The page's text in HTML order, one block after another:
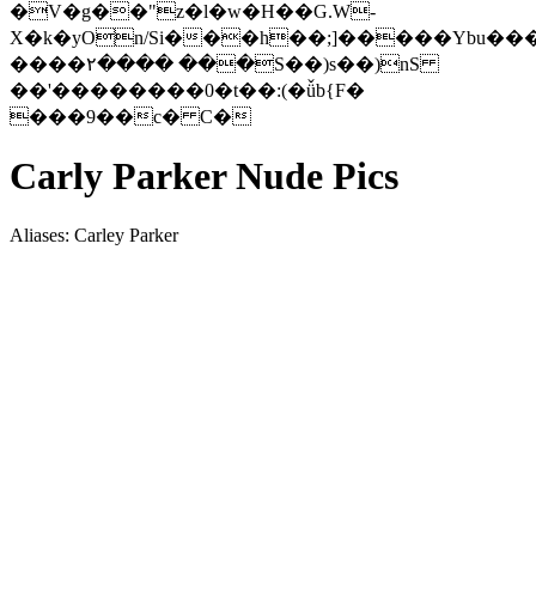
�V�g��"z�l�w�H��G.W-
X�k�yOn/Si�
����۲���� ���S��)s��)nS
��'��������0�t��:(�ǚb{F�
���9��c� C�
Carly Parker Nude Pics
Aliases: Carley Parker